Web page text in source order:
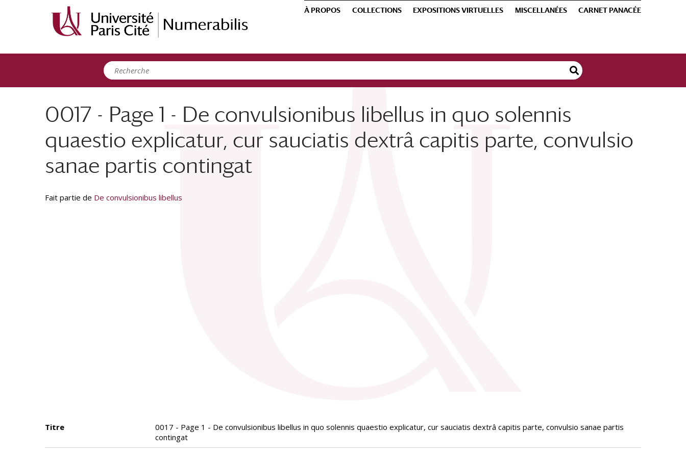
À PROPOS COLLECTIONS EXPOSITIONS VIRTUELLES MISCELLANÉES CARNET PANACÉE
0017 - Page 1 - De convulsionibus libellus in quo solennis
quaestio explicatur, cur sauciatis dextrâ capitis parte, convulsio
sanae partis contingat
Fait partie de De convulsionibus libellus
Titre
0017 - Page 1 - De convulsionibus libellus in quo solennis quaestio explicatur, cur sauciatis dextrâ capitis parte, convulsio sanae partis
contingat
Panneau de gestion des cookies